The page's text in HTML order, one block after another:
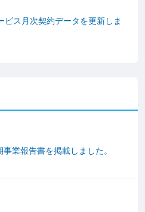
ビス月次契約データを更新しま
業報告書を掲載しました。